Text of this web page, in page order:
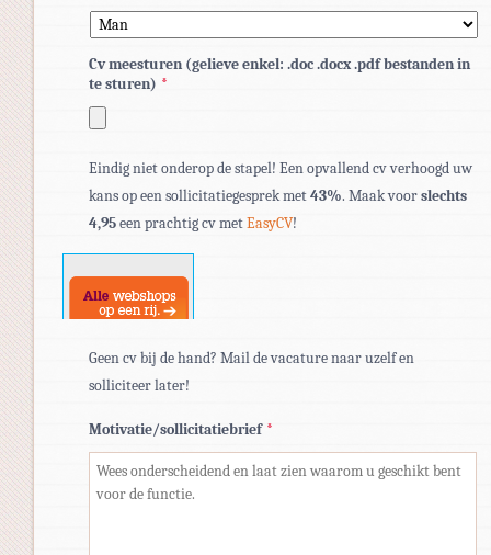
Cv meesturen (gelieve enkel: .doc .docx .pdf bestanden in
te sturen) *
bestandstypen:
pdf,
doc,
docx.
Eindig niet onderop de stapel! Een opvallend cv verhoogd uw
kans op een sollicitatiegesprek met43%. Maak voorslechts
4,95een prachtig cv metEasyCV!
Geen cv bij de hand? Mail de vacature naar uzelf en
solliciteer later!
Motivatie/sollicitatiebrief *